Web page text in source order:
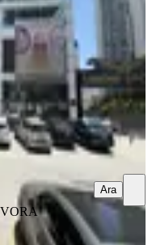
Mevlüt Sönmez
Ara